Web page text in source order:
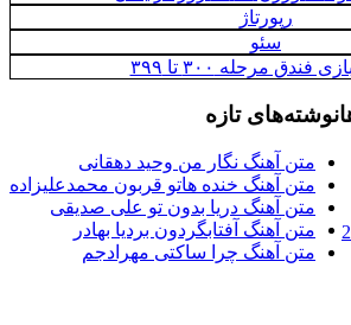
رپورتاژ
۳۰۰ تا ۳۹۹
تازه
آهنگ نگار من وحید دهقانی
آهنگ خنده هاتو قربون محمدعلیزاده
آهنگ دریا بدون تو علی صدیقی
آهنگ آفتابگردون بردیا بهادر
آهنگ چرا ساکتی مهرادجم